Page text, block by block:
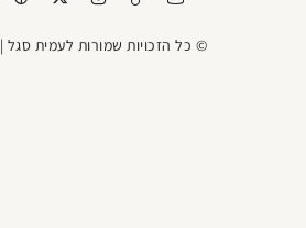
© כל הזכויות שמורות לעמית סגל |